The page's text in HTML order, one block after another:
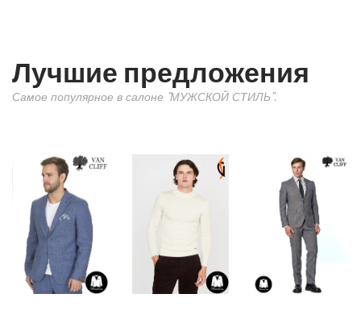
Лучшие предложения
Самое популярное в салоне "МУЖСКОЙ СТИЛЬ".